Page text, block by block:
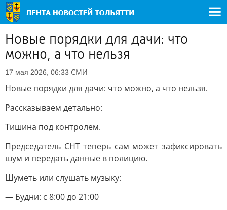
Новые порядки для дачи: что
можно, а что нельзя
17 мая 2026, 06:33 СМИ
Новые порядки для дачи: что можно, а что нельзя.
Рассказываем детально:
Тишина под контролем.
Председатель СНТ теперь сам может зафиксировать
шум и передать данные в полицию.
Шуметь или слушать музыку:
— Будни: с 8:00 до 21:00